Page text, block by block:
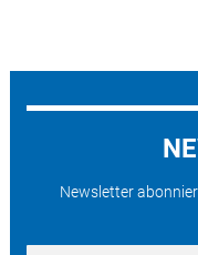
Newsletter